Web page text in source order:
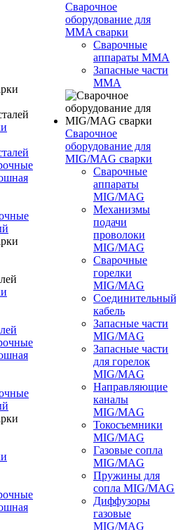
Сварочное
оборудование для
MMA сварки
Сварочные
аппараты MMA
Запасные части
MMA
Сварочное
оборудование для
MIG/MAG сварки
Сварочные
аппараты
MIG/MAG
Механизмы
подачи
проволоки
MIG/MAG
Сварочные
горелки
MIG/MAG
Соединительный
кабель
Запасные части
MIG/MAG
Запасные части
для горелок
MIG/MAG
Направляющие
каналы
MIG/MAG
Токосъемники
MIG/MAG
Газовые сопла
MIG/MAG
Пружины для
сопла MIG/MAG
Диффузоры
газовые
MIG/MAG